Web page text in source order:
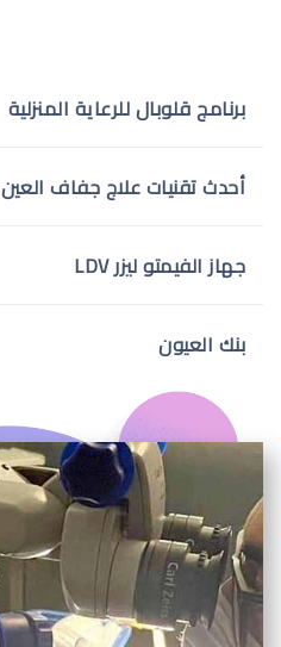
برنامج قلوبال للرعاية المنزلية
أحدث تقنيات علاج جفاف العين
جهاز الفيمتو ليزر LDV
بنك العيون